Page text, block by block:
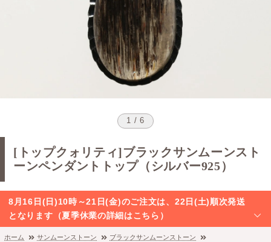
1 / 6
[トップクォリティ]ブラックサンムーンスト
ーンペンダントトップ（シルバー925）
8月16日(日)10時～21日(金)のご注文は、22日(土)順次発送
となります（夏季休業の詳細はこちら）
ホーム サンムーンストーン
ブラックサンムーンストーン